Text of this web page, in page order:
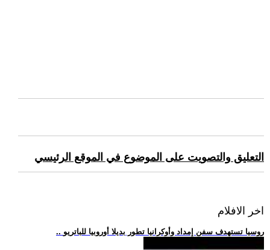
التعليق والتصويت على الموضوع في الموقع الرئيسي
اخر الافلام
.. روسيا تستهدف سفن إمداد وأوكرانيا تطور بديلا أوروبيا للباتريو